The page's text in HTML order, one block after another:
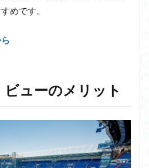
めです。
ューのメリット